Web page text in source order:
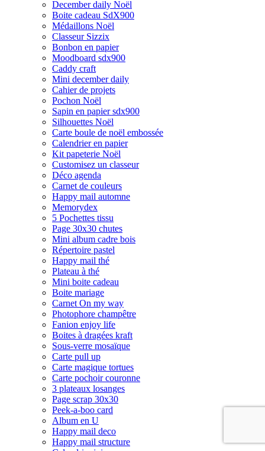
December daily Noël
Boite cadeau SdX900
Médaillons Noël
Classeur Sizzix
Bonbon en papier
Moodboard sdx900
Caddy craft
Mini december daily
Cahier de projets
Pochon Noël
Sapin en papier sdx900
Silhouettes Noël
Carte boule de noël embossée
Calendrier en papier
Kit papeterie Noël
Customisez un classeur
Déco agenda
Carnet de couleurs
Happy mail automne
Memorydex
5 Pochettes tissu
Page 30x30 chutes
Mini album cadre bois
Répertoire pastel
Happy mail thé
Plateau à thé
Mini boite cadeau
Boite mariage
Carnet On my way
Photophore champêtre
Fanion enjoy life
Boites à dragées kraft
Sous-verre mosaïque
Carte pull up
Carte magique tortues
Carte pochoir couronne
3 plateaux losanges
Page scrap 30x30
Peek-a-boo card
Album en U
Happy mail deco
Happy mail structure